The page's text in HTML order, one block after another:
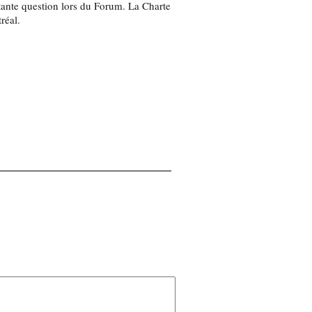
question lors du Forum. La Charte